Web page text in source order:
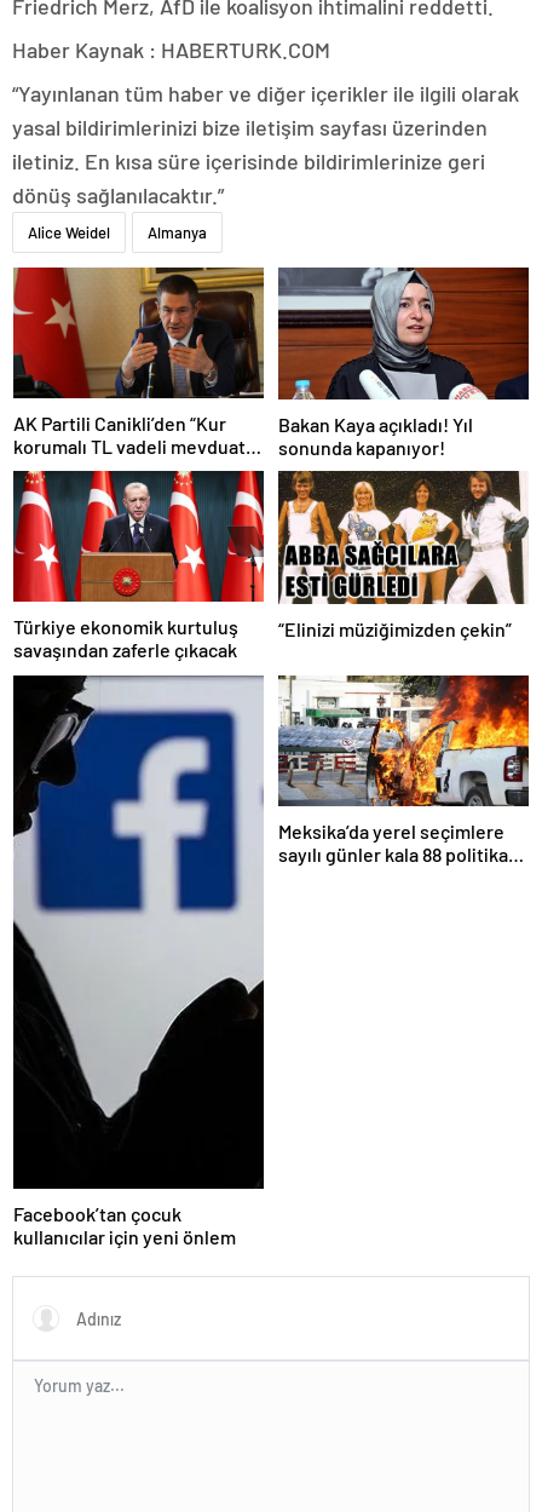
Friedrich Merz, AfD ile koalisyon ihtimalini reddetti.
Haber Kaynak : HABERTURK.COM
“Yayınlanan tüm haber ve diğer içerikler ile ilgili olarak
yasal bildirimlerinizi bize iletişim sayfası üzerinden
iletiniz. En kısa süre içerisinde bildirimlerinize geri
dönüş sağlanılacaktır.”
Alice Weidel Almanya
AK Partili Canikli’den “Kur
korumalı TL vadeli mevduat
sistemi” açıklaması!
Bakan Kaya açıkladı! Yıl
sonunda kapanıyor!
Türkiye ekonomik kurtuluş
savaşından zaferle çıkacak
“Elinizi müziğimizden çekin”
Facebook’tan çocuk
kullanıcılar için yeni önlem
Meksika’da yerel seçimlere
sayılı günler kala 88 politikacı